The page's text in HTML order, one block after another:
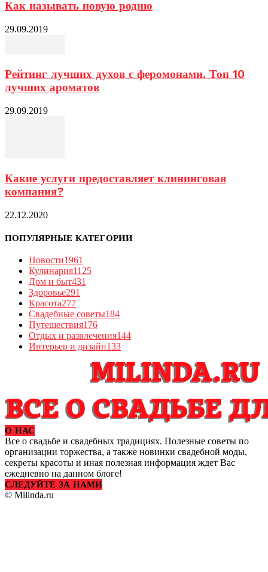
Как называть новую родню
29.09.2019
Рейтинг лучших духов с феромонами. Топ 10
лучших ароматов
29.09.2019
Какие услуги предоставляет клининговая
компания?
22.12.2020
ПОПУЛЯРНЫЕ КАТЕГОРИИ
Новости1961
Кулинария1125
Дом и быт431
Здоровье291
Красота277
Свадебные советы184
Путешествия176
Отдых и развлечения144
Интерьер и дизайн133
О НАС
Все о свадьбе и свадебных традициях. Полезные советы по
организации торжества, а также новинки свадебной моды,
секреты красоты и иная полезная информация ждет Вас
ежедневно на данном блоге!
СЛЕДУЙТЕ ЗА НАМИ
© Milinda.ru